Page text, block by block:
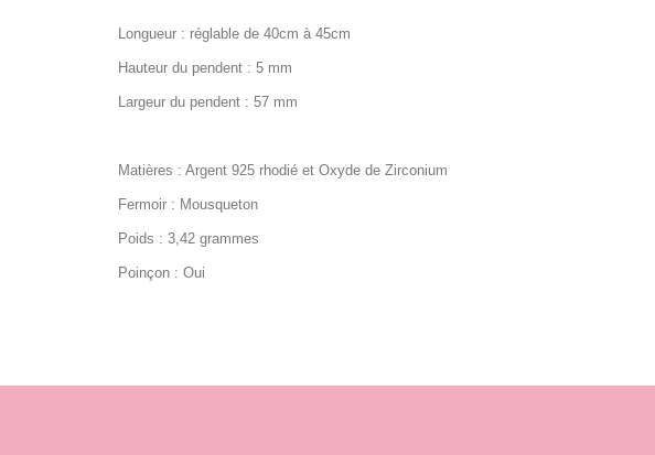
Longueur : réglable de 40cm à 45cm
Hauteur du pendent : 5 mm
Largeur du pendent : 57 mm
Matières : Argent 925 rhodié et Oxyde de Zirconium
Fermoir : Mousqueton
Poids : 3,42 grammes
Poinçon : Oui